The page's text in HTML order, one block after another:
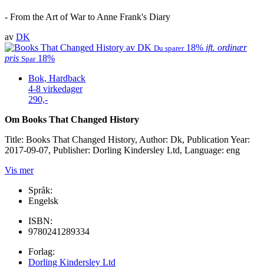
- From the Art of War to Anne Frank's Diary
av DK
Du sparer 18% ift. ordinær
pris Spar 18%
Bok, Hardback
4-8 virkedager
290,-
Om Books That Changed History
Title: Books That Changed History, Author: Dk, Publication Year:
2017-09-07, Publisher: Dorling Kindersley Ltd, Language: eng
Vis mer
Språk:
Engelsk
ISBN:
9780241289334
Forlag:
Dorling Kindersley Ltd